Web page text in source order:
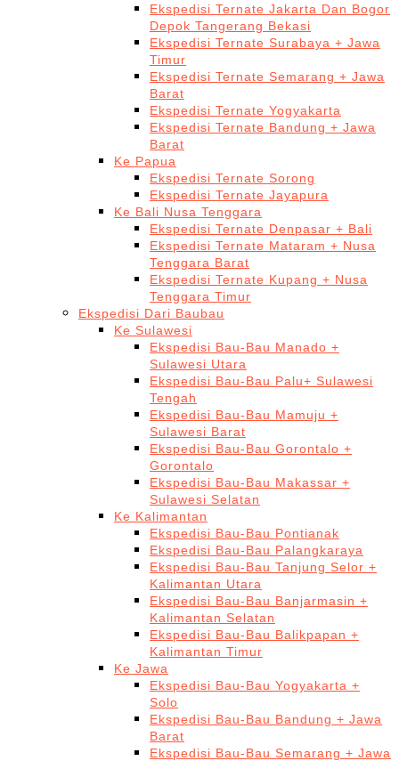
Ekspedisi Ternate Jakarta Dan Bogor
Depok Tangerang Bekasi
Ekspedisi Ternate Surabaya + Jawa
Timur
Ekspedisi Ternate Semarang + Jawa
Barat
Ekspedisi Ternate Yogyakarta
Ekspedisi Ternate Bandung + Jawa
Barat
Ke Papua
Ekspedisi Ternate Sorong
Ekspedisi Ternate Jayapura
Ke Bali Nusa Tenggara
Ekspedisi Ternate Denpasar + Bali
Ekspedisi Ternate Mataram + Nusa
Tenggara Barat
Ekspedisi Ternate Kupang + Nusa
Tenggara Timur
Ekspedisi Dari Baubau
Ke Sulawesi
Ekspedisi Bau-Bau Manado +
Sulawesi Utara
Ekspedisi Bau-Bau Palu+ Sulawesi
Tengah
Ekspedisi Bau-Bau Mamuju +
Sulawesi Barat
Ekspedisi Bau-Bau Gorontalo +
Gorontalo
Ekspedisi Bau-Bau Makassar +
Sulawesi Selatan
Ke Kalimantan
Ekspedisi Bau-Bau Pontianak
Ekspedisi Bau-Bau Palangkaraya
Ekspedisi Bau-Bau Tanjung Selor +
Kalimantan Utara
Ekspedisi Bau-Bau Banjarmasin +
Kalimantan Selatan
Ekspedisi Bau-Bau Balikpapan +
Kalimantan Timur
Ke Jawa
Ekspedisi Bau-Bau Yogyakarta +
Solo
Ekspedisi Bau-Bau Bandung + Jawa
Barat
Ekspedisi Bau-Bau Semarang + Jawa